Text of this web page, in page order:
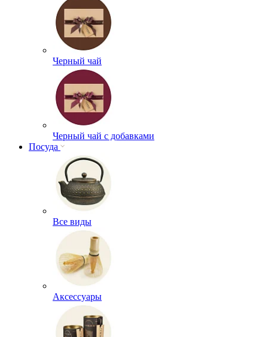
Черный чай
Черный чай с добавками
Посуда
Все виды
Аксессуары